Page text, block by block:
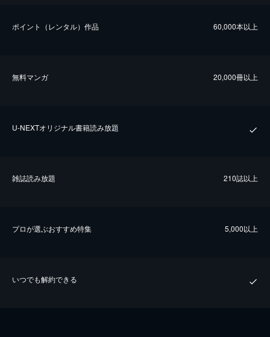
ポイント（レンタル）作品 60,000本以上
無料マンガ 20,000冊以上
U-NEXTオリジナル書籍読み放題
雑誌読み放題 210誌以上
プロが選ぶおすすめ特集 5,000以上
いつでも解約できる